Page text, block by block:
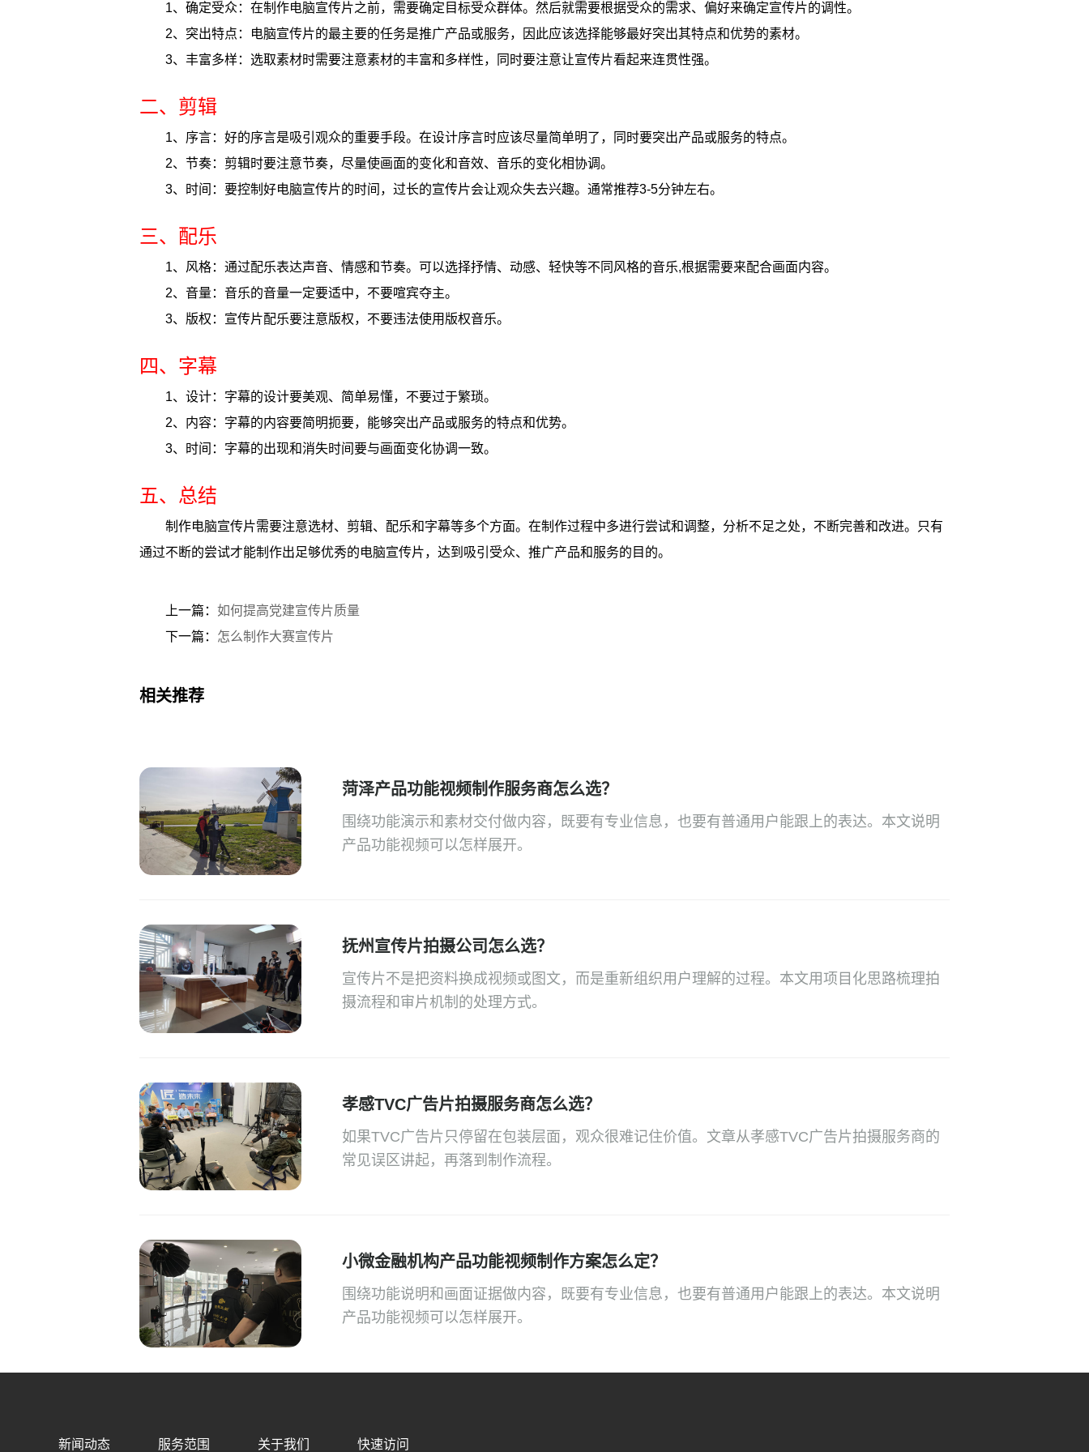
1、确定受众：在制作电脑宣传片之前，需要确定目标受众群体。然后就需要根据受众的需求、偏好来确定宣传片的调性。
2、突出特点：电脑宣传片的最主要的任务是推广产品或服务，因此应该选择能够最好突出其特点和优势的素材。
3、丰富多样：选取素材时需要注意素材的丰富和多样性，同时要注意让宣传片看起来连贯性强。
二、剪辑
1、序言：好的序言是吸引观众的重要手段。在设计序言时应该尽量简单明了，同时要突出产品或服务的特点。
2、节奏：剪辑时要注意节奏，尽量使画面的变化和音效、音乐的变化相协调。
3、时间：要控制好电脑宣传片的时间，过长的宣传片会让观众失去兴趣。通常推荐3-5分钟左右。
三、配乐
1、风格：通过配乐表达声音、情感和节奏。可以选择抒情、动感、轻快等不同风格的音乐,根据需要来配合画面内容。
2、音量：音乐的音量一定要适中，不要喧宾夺主。
3、版权：宣传片配乐要注意版权，不要违法使用版权音乐。
四、字幕
1、设计：字幕的设计要美观、简单易懂，不要过于繁琐。
2、内容：字幕的内容要简明扼要，能够突出产品或服务的特点和优势。
3、时间：字幕的出现和消失时间要与画面变化协调一致。
五、总结
制作电脑宣传片需要注意选材、剪辑、配乐和字幕等多个方面。在制作过程中多进行尝试和调整，分析不足之处，不断完善和改进。只有
通过不断的尝试才能制作出足够优秀的电脑宣传片，达到吸引受众、推广产品和服务的目的。
上一篇： 如何提高党建宣传片质量
下一篇： 怎么制作大赛宣传片
相关推荐
菏泽产品功能视频制作服务商怎么选？
围绕功能演示和素材交付做内容，既要有专业信息，也要有普通用户能跟上的表达。本文说明
产品功能视频可以怎样展开。
抚州宣传片拍摄公司怎么选？
宣传片不是把资料换成视频或图文，而是重新组织用户理解的过程。本文用项目化思路梳理拍
摄流程和审片机制的处理方式。
孝感TVC广告片拍摄服务商怎么选？
如果TVC广告片只停留在包装层面，观众很难记住价值。文章从孝感TVC广告片拍摄服务商的
常见误区讲起，再落到制作流程。
小微金融机构产品功能视频制作方案怎么定？
围绕功能说明和画面证据做内容，既要有专业信息，也要有普通用户能跟上的表达。本文说明
产品功能视频可以怎样展开。
新闻动态 服务范围 关于我们 快速访问